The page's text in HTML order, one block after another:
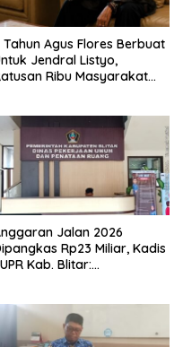
Tahun Agus Flores Berbuat
Jendral Listyo,
Ribu Masyarakat
Jalan 2026
Rp23 Miliar, Kadis
Kab. Blitar: